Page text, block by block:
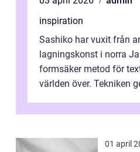
inspiration
Sashiko har vuxit från
lagningskonst i norra
formsäker metod för
världen över. Tekniken
01 april